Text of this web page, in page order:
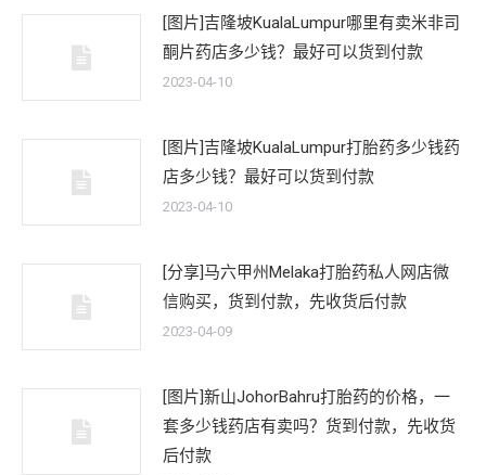
[图片]吉隆坡KualaLumpur哪里有卖米非司
酮片药店多少钱？最好可以货到付款
2023-04-10
[图片]吉隆坡KualaLumpur打胎药多少钱药
店多少钱？最好可以货到付款
2023-04-10
[分享]马六甲州Melaka打胎药私人网店微
信购买，货到付款，先收货后付款
2023-04-09
[图片]新山JohorBahru打胎药的价格，一
套多少钱药店有卖吗？货到付款，先收货
后付款